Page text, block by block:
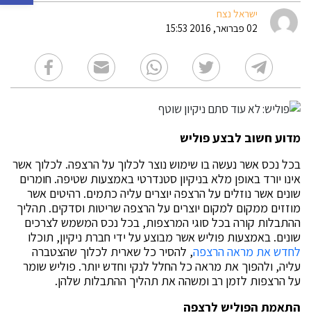
ישראל נצח
02 פברואר, 2016 15:53
מדוע חשוב לבצע פוליש
בכל נכס אשר נעשה בו שימוש נוצר לכלוך על הרצפה. לכלוך אשר
אינו יורד באופן מלא בניקיון סטנדרטי באמצעות שטיפה. חומרים
שונים אשר נוזלים על הרצפה יוצרים עליה כתמים. רהיטים אשר
מוזזים ממקום למקום יוצרים על הרצפה שריטות וסדקים. תהליך
ההתבלות קורה בכל סוגי המרצפות, בכל נכס המשמש לצרכים
שונים. באמצעות פוליש אשר מבוצע על ידי חברת ניקיון, תוכלו
לחדש את מראה הרצפה, להסיר כל שארית לכלוך שהצטברה
עליה, ולהפוך את מראה כל החלל לנקי וחדש יותר. פוליש שומר
על הרצפות לזמן רב ומשהה את תהליך ההתבלות שלהן.
התאמת הפוליש לרצפה